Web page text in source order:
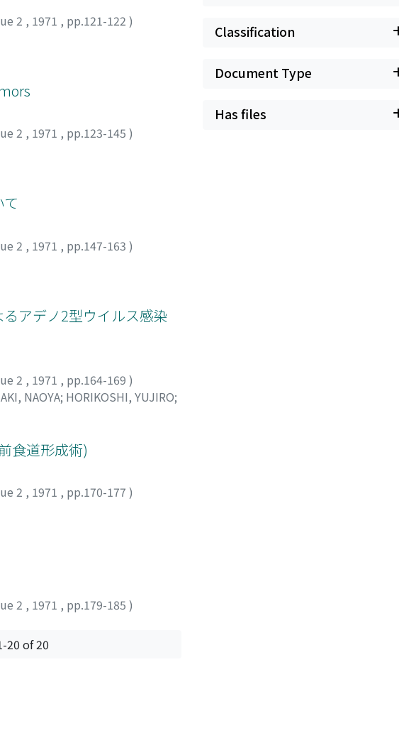
2 , 1971 , pp.121-122 )
2 , 1971 , pp.123-145 )
2 , 1971 , pp.147-163 )
アデノ2型ウイルス感染
2 , 1971 , pp.164-169 )
NAOYA; HORIKOSHI, YUJIRO;
食道形成術)
2 , 1971 , pp.170-177 )
2 , 1971 , pp.179-185 )
20 of 20
Classification
Document Type
Has files